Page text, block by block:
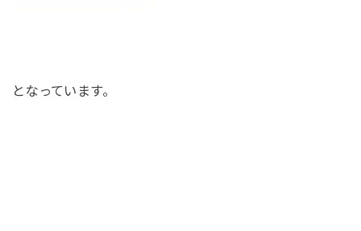
となっています。